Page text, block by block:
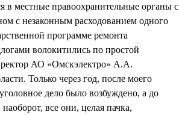
местные правоохранительные органы с
с незаконным расходованием одного
программе ремонта
волокитились по простой
АО «Омскэлектро» А.А.
Только через год, после моего
дело было возбуждено, а до
все они, целая пачка,